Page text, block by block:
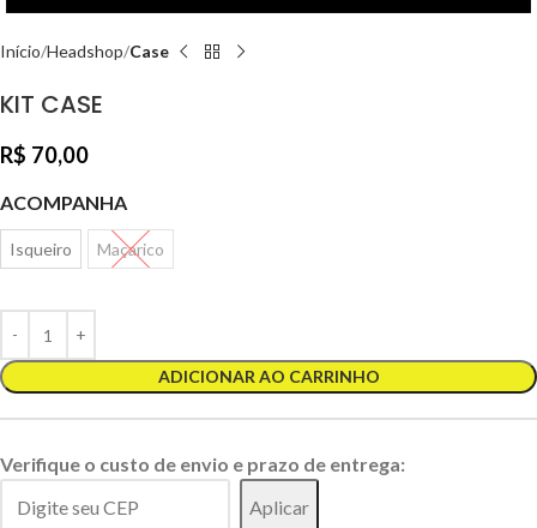
Início Headshop Case
KIT CASE
R$ 70,00
ACOMPANHA
Isqueiro Maçarico
ADICIONAR AO CARRINHO
Verifique o custo de envio e prazo de entrega:
Aplicar